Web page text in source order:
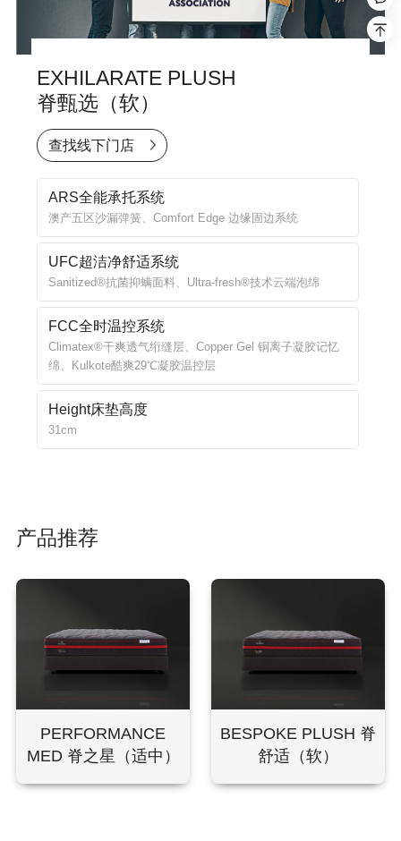
EXHILARATE PLUSH
脊甄选（软）
查找线下门店
ARS全能承托系统
澳产五区沙漏弹簧、Comfort Edge 边缘固边系统
UFC超洁净舒适系统
Sanitized®抗菌抑螨面料、Ultra-fresh®技术云端泡绵
FCC全时温控系统
Climatex®干爽透气绗缝层、Copper Gel 铜离子凝胶记忆
绵、Kulkote酷爽29℃凝胶温控层
Height床垫高度
31cm
产品推荐
PERFORMANCE
MED 脊之星（适中）
BESPOKE PLUSH 脊
舒适（软）